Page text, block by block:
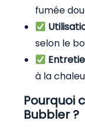
fumée
selon le
à la
Pourquoi
Bubbler ?